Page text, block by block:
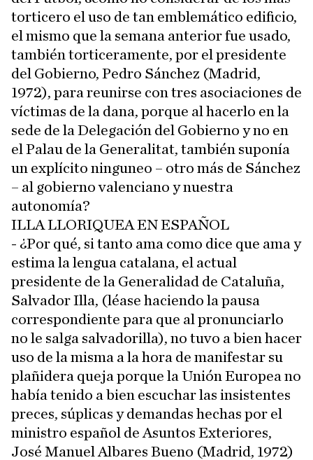
torticero el uso de tan emblemático edificio,
el mismo que la semana anterior fue usado,
también torticeramente, por el presidente
del Gobierno, Pedro Sánchez (Madrid,
1972), para reunirse con tres asociaciones de
víctimas de la dana, porque al hacerlo en la
sede de la Delegación del Gobierno y no en
el Palau de la Generalitat, también suponía
un explícito ninguneo – otro más de Sánchez
– al gobierno valenciano y nuestra
autonomía?
ILLA LLORIQUEA EN ESPAÑOL
- ¿Por qué, si tanto ama como dice que ama y
estima la lengua catalana, el actual
presidente de la Generalidad de Cataluña,
Salvador Illa, (léase haciendo la pausa
correspondiente para que al pronunciarlo
no le salga salvadorilla), no tuvo a bien hacer
uso de la misma a la hora de manifestar su
plañidera queja porque la Unión Europea no
había tenido a bien escuchar las insistentes
preces, súplicas y demandas hechas por el
ministro español de Asuntos Exteriores,
José Manuel Albares Bueno (Madrid, 1972)